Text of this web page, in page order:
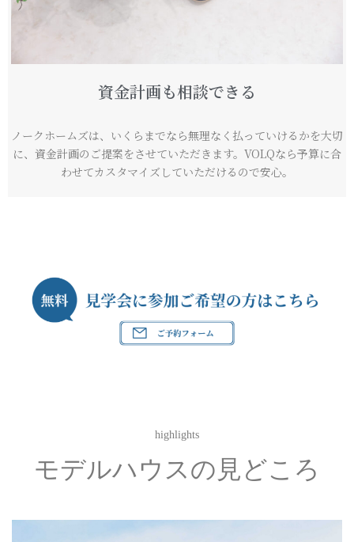
資金計画も相談できる
ノークホームズは、いくらまでなら無理なく払っていけるかを大切
に、資金計画のご提案をさせていただきます。VOLQなら予算に合
わせてカスタマイズしていただけるので安心。
highlights
モデルハウスの見どころ